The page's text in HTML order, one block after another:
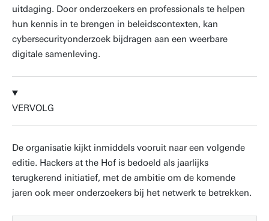
uitdaging. Door onderzoekers en professionals te helpen
hun kennis in te brengen in beleidscontexten, kan
cybersecurityonderzoek bijdragen aan een weerbare
digitale samenleving.
VERVOLG
De organisatie kijkt inmiddels vooruit naar een volgende
editie. Hackers at the Hof is bedoeld als jaarlijks
terugkerend initiatief, met de ambitie om de komende
jaren ook meer onderzoekers bij het netwerk te betrekken.